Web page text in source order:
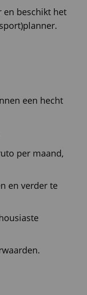
en beschikt het
een hecht
per maand,
en verder te